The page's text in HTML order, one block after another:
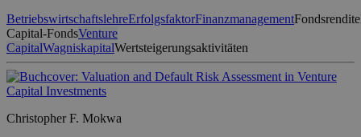
BetriebswirtschaftslehreErfolgsfaktorFinanzmanagementFondsrendite
Capital-FondsVenture
CapitalWagniskapitalWertsteigerungsaktivitäten
Christopher F. Mokwa